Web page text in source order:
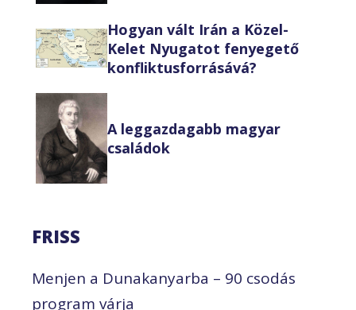
Hogyan vált Irán a Közel-
Kelet Nyugatot fenyegető
konfliktusforrásává?
A leggazdagabb magyar
családok
FRISS
Menjen a Dunakanyarba – 90 csodás
program várja